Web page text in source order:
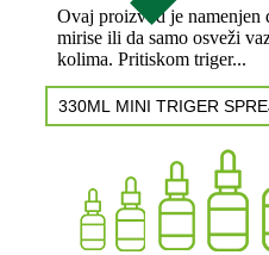
Ovaj proizvod je namenjen
mirise ili da samo osveži
kolima. Pritiskom triger...